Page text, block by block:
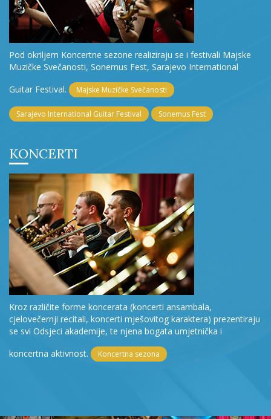
Pod okriljem Koncertne sezone realiziraju se i festivali Majske
Muzičke Svečanosti, Sonemus Fest, Sarajevo International
Guitar Festival.
Majske Muzičke Svečanosti
Sarajevo International Guitar Festival Sonemus Fest
KONCERTI
Kroz različite forme koncerata (koncerti ansambala,
cjelovečernji recitali, koncerti mješovitog karaktera) prezentiraju
se svi Odsjeci akademije, te njena bogata umjetnička i
koncertna aktivnost.
Koncertna sezona